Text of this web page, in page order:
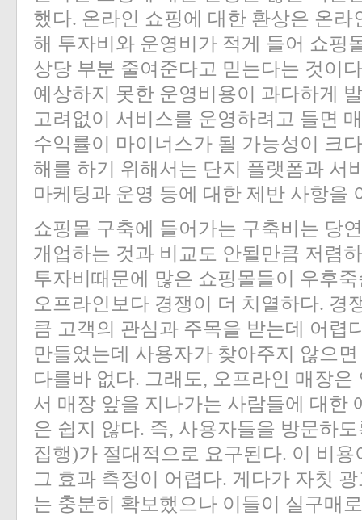
했다. 온라인 쇼핑에 대한 환상은 온
해 투자비와 운영비가 적게 들어 쇼핑
상당 부분 줄여준다고 믿는다는 것이
예상하지 못한 운영비용이 과다하게
고려없이 서비스를 운영하려고 들면
수익률이 마이너스가 될 가능성이 크
해를 하기 위해서는 단지 플랫폼과 서
마케팅과 운영 등에 대한 제반 사항을
쇼핑몰 구축에 들어가는 구축비는 당
개업하는 것과 비교도 안될만큼 저렴
투자비때문에 많은 쇼핑몰들이 우후
오프라인보다 경쟁이 더 치열하다. 경
큼 고객의 관심과 주목을 받는데 어렵
만들었는데 사용자가 찾아주지 않으
다를바 없다. 그래도, 오프라인 매장
서 매장 앞을 지나가는 사람들에 대한
은 쉽지 않다. 즉, 사용자들을 방문하
집행)가 절대적으로 요구된다. 이 비
그 효과 측정이 어렵다. 게다가 자칫
는 충분히 확보했으나 이들이 실구매